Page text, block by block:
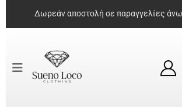
Δωρεάν αποστολή σε παραγγελίες